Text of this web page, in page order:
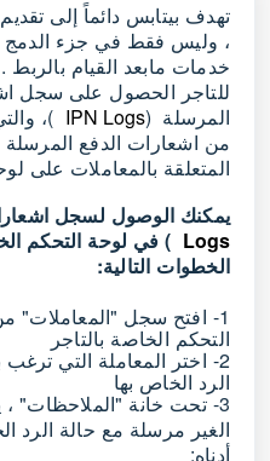
تهدف بيتابس دائماً إلى
، وليس فقط في جزء الدمج
خدمات مابعد القيام
للتاجر الحصول على سجل
المرسلة ( IPN Logs)،
من اشعارات الدفع المرسلة
المتعلقة بالمعاملات على
يمكنك الوصول لسجل
Logs) في لوحة التحكم
الخطوات التالية:
1- افتح سجل "المعاملات"
التحكم الخاصة بالتاجر
2- اختر المعاملة التي
الرد الخاص بها
3- تحت خانة "الملاحظات" ،
الغير مرسلة مع حالة الرد
أدناه: